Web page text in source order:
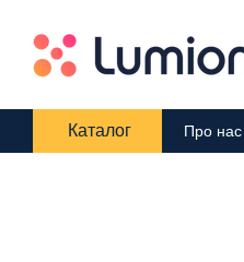
Каталог Про нас